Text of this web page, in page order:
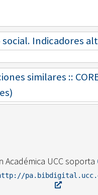
Indicadores
similares ::
Académica UCC soporta